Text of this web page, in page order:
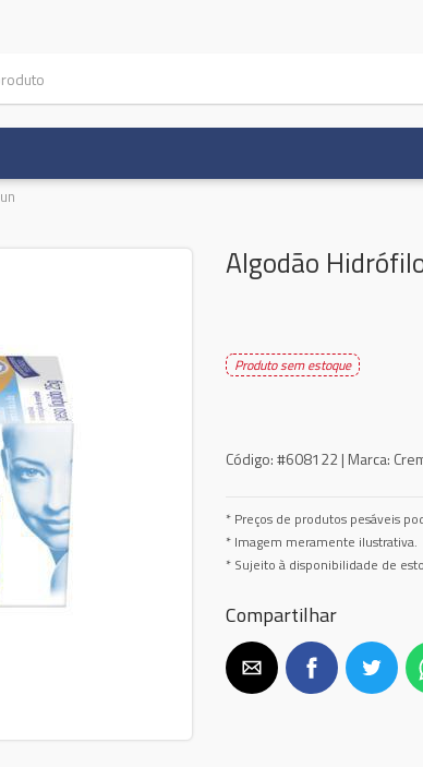
Algodão
Produto sem estoque
Código:#608122 | Marca:
* Preços de produtos pesáveis
* Imagem meramente ilustrativa.
* Sujeito à disponibilidade de
Compartilhar